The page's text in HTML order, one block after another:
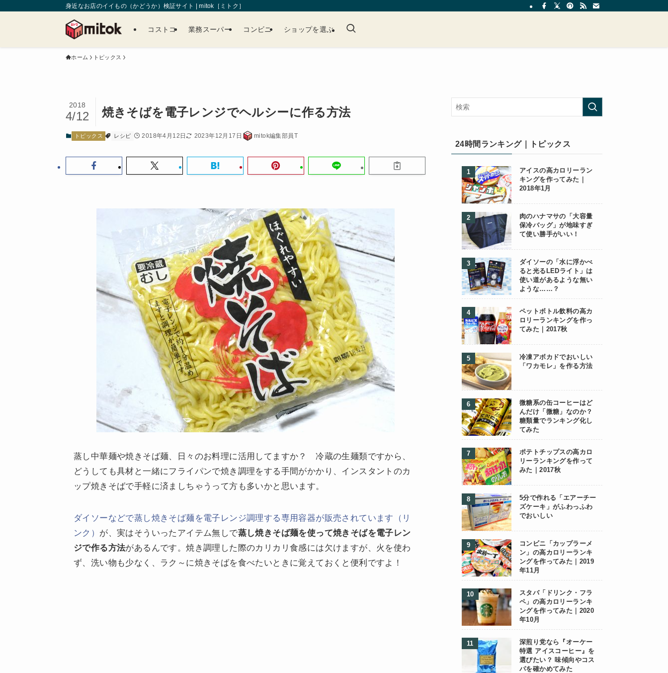
身近なお店のイイもの（かどうか）検証サイト | mitok［ミトク］
コストコ 業務スーパー コンビニ ショップを選ぶ
ホーム トピックス
焼きそばを電子レンジでヘルシーに作る方法
2018
4/12
トピックス レシピ 2018年4月12日 2023年12月17日 mitok編集部員T
蒸し中華麺や焼きそば麺、日々のお料理に活用してますか？ 冷蔵の生麺類ですから、
どうしても具材と一緒にフライパンで焼き調理をする手間がかかり、インスタントのカ
ップ焼きそばで手軽に済ましちゃうって方も多いかと思います。
ダイソーなどで蒸し焼きそば麺を電子レンジ調理する専用容器が販売されています（リ
ンク） が、実はそういったアイテム無しで蒸し焼きそば麺を使って焼きそばを電子レン
ジで作る方法があるんです。焼き調理した際のカリカリ食感には欠けますが、火を使わ
ず、洗い物も少なく、ラク～に焼きそばを食べたいときに覚えておくと便利ですよ！
24時間ランキング｜トピックス
アイスの高カロリーラン
キングを作ってみた｜
2018年1月
肉のハナマサの「大容量
保冷バッグ」が地味すぎ
て使い勝手がいい！
ダイソーの「水に浮かべ
ると光るLEDライト」は
使い道があるような無い
ような……？
ペットボトル飲料の高カ
ロリーランキングを作っ
てみた｜2017秋
冷凍アボカドでおいしい
「ワカモレ」を作る方法
微糖系の缶コーヒーはど
んだけ「微糖」なのか？
糖類量でランキング化し
てみた
ポテトチップスの高カロ
リーランキングを作って
みた｜2017秋
5分で作れる「エアーチー
ズケーキ」がふわっふわ
でおいしい
コンビニ「カップラーメ
ン」の高カロリーランキ
ングを作ってみた｜2019
年11月
スタバ「ドリンク・フラ
ペ」の高カロリーランキ
ングを作ってみた｜2020
年10月
深煎り党なら『オーケー
特選 アイスコーヒー』を
選びたい？ 味傾向やコス
パを確かめてみた